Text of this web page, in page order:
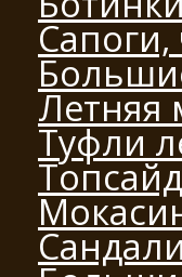
Сапоги,
Летняя
Туфли